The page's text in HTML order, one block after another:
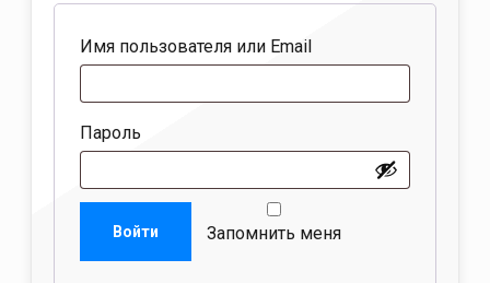
Имя пользователя или Email
Пароль
Запомнить меня
Войти